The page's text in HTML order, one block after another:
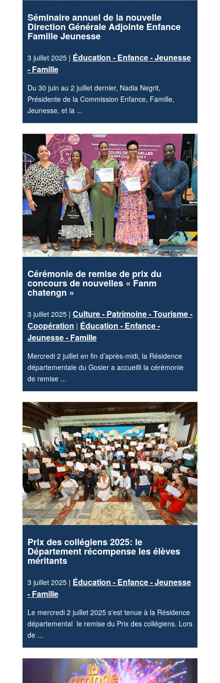
Séminaire annuel de la nouvelle
Direction Générale Adjointe Enfance
Famille Jeunesse
3 juillet 2025 | Éducation - Enfance - Jeunesse
- Famille
Du 30 juin au 2 juillet dernier, Nadia Negrit,
Présidente de la Commission Enfance, Famille,
Jeunesse, et la ...
Cérémonie de remise de prix du
concours de nouvelles « Fanm
chatengn »
3 juillet 2025 | Culture - Patrimoine - Tourisme -
Coopération | Éducation - Enfance -
Jeunesse - Famille
Mercredi 2 juillet en fin d’après-midi, la Résidence
départementale du Gosier a accueilli la cérémonie
de remise ...
Prix des collégiens 2025: le
Département récompense les élèves
méritants
3 juillet 2025 | Éducation - Enfance - Jeunesse
- Famille
Le mercredi 2 juillet 2025 s'est tenue à la Résidence
départemental le remise du Prix des collégiens. Lors
de ...